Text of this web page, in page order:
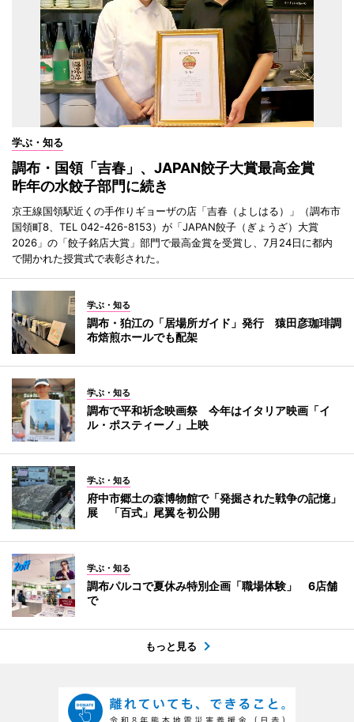
学ぶ・知る
調布・国領「吉春」、JAPAN餃子大賞最高金賞
昨年の水餃子部門に続き
京王線国領駅近くの手作りギョーザの店「吉春（よしはる）」（調布市
国領町8、TEL 042-426-8153）が「JAPAN餃子（ぎょうざ）大賞
2026」の「餃子銘店大賞」部門で最高金賞を受賞し、7月24日に都内
で開かれた授賞式で表彰された。
学ぶ・知る
調布・狛江の「居場所ガイド」発行 猿田彦珈琲調
布焙煎ホールでも配架
学ぶ・知る
調布で平和祈念映画祭 今年はイタリア映画「イ
ル・ポスティーノ」上映
学ぶ・知る
府中市郷土の森博物館で「発掘された戦争の記憶」
展 「百式」尾翼を初公開
学ぶ・知る
調布パルコで夏休み特別企画「職場体験」 6店舗
で
もっと見る